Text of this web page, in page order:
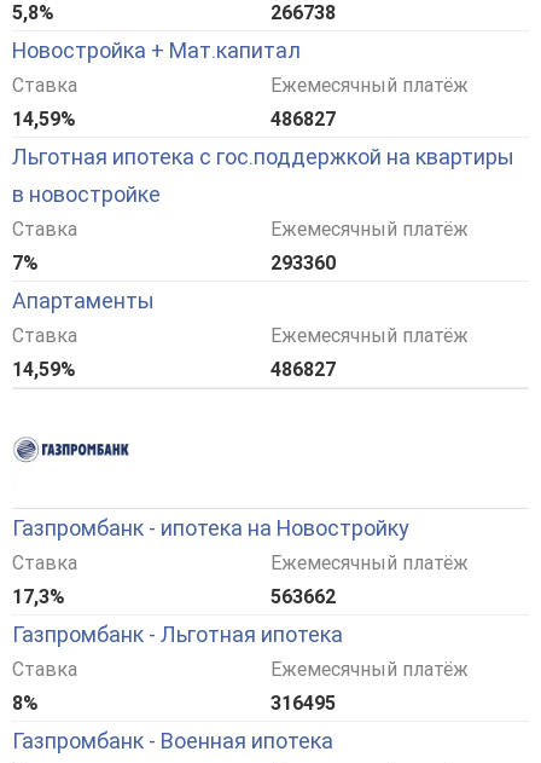
5,8%
266738
Новостройка + Мат.капитал
Ставка
14,59%
Ежемесячный платёж
486827
Льготная ипотека с гос.поддержкой на квартиры
в новостройке
Ставка
7%
Ежемесячный платёж
293360
Апартаменты
Ставка
14,59%
Ежемесячный платёж
486827
Газпромбанк - ипотека на Новостройку
Ставка
17,3%
Ежемесячный платёж
563662
Газпромбанк - Льготная ипотека
Ставка
8%
Ежемесячный платёж
316495
Газпромбанк - Военная ипотека